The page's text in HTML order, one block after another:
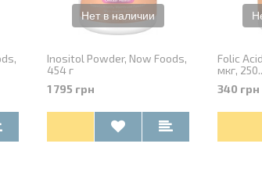
Inositol Powder, Now Foods,
454 г
1 795 грн
Folic
мкг,
340 грн